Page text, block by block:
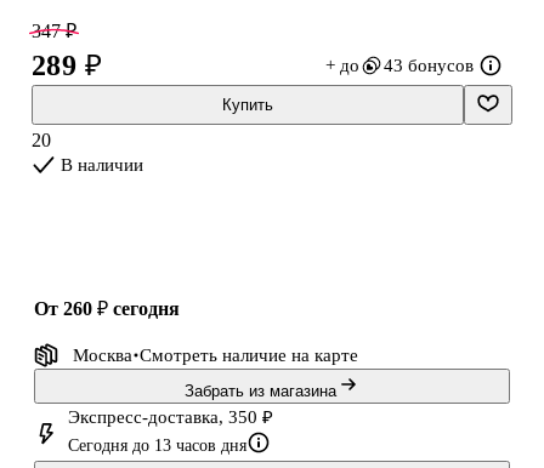
347 ₽
289 ₽ + до 43 бонусов
Купить
20
В наличии
от 260 ₽ сегодня
Москва Смотреть наличие на карте
Забрать из магазина
Экспресс-доставка, 350 ₽
Сегодня до 13 часов дня